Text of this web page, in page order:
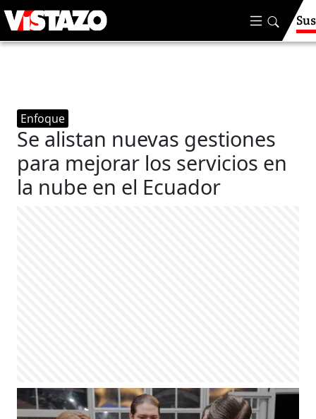
Enfoque
Se alistan nuevas gestiones
para mejorar los servicios en
la nube en el Ecuador